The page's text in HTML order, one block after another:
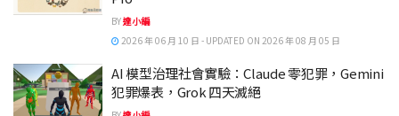
BY達小編
2026 年 06 月 10 日 - UPDATED ON 2026 年 08 月 05 日
AI 模型治理社會實驗：Claude 零犯罪，Gemini
犯罪爆表，Grok 四天滅絕